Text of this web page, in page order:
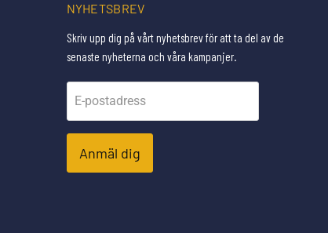
NYHETSBREV
Skriv upp dig på vårt nyhetsbrev för att ta del av de
senaste nyheterna och våra kampanjer.
E-postadress
Anmäl dig